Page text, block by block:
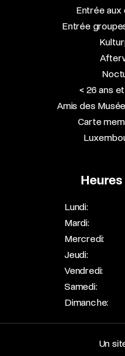
Entrée aux
Entrée
< 26 ans
Amis des
Carte
Lundi:
Mardi:
Mercredi:
Jeudi:
Vendredi:
Samedi:
Dimanche:
Un